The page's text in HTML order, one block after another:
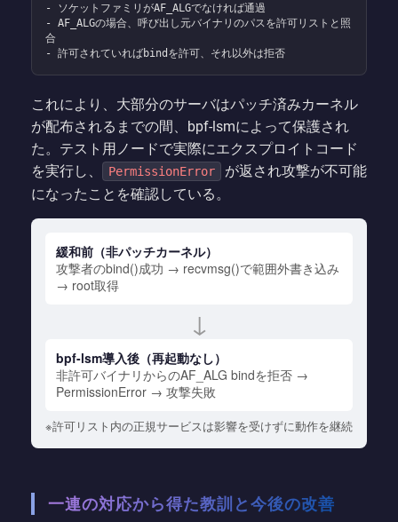
- ソケットファミリがAF_ALGでなければ通過
- AF_ALGの場合、呼び出し元バイナリのパスを許可リストと照
合
これにより、大部分のサーバはパッチ済みカーネル
が配布されるまでの間、bpf-lsmによって保護され
た。テスト用ノードで実際にエクスプロイトコード
を実行し、
PermissionError
が返され攻撃が不可能
になったことを確認している。
緩和前（非パッチカーネル）
攻撃者のbind()成功 → recvmsg()で範囲外書き込み
→ root取得
↓
bpf-lsm導入後（再起動なし）
非許可バイナリからのAF_ALG bindを拒否 →
PermissionError → 攻撃失敗
※許可リスト内の正規サービスは影響を受けずに動作を継続
一連の対応から得た教訓と今後の改善